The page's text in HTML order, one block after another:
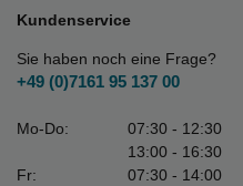
Kundenservice
Sie haben noch eine Frage?
+49 (0)7161 95 137 00
Mo-Do:
07:30 - 12:30
13:00 - 16:30
Fr:
07:30 - 14:00